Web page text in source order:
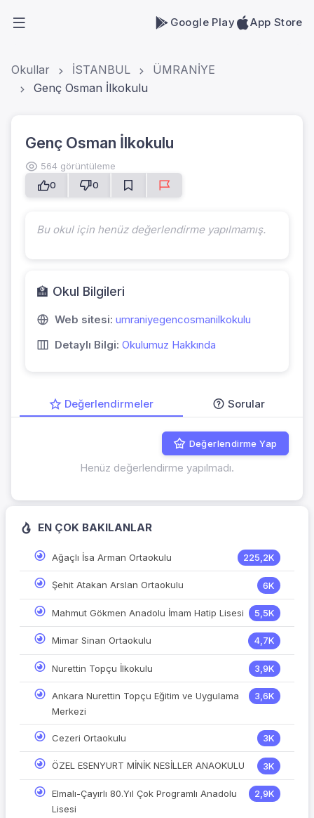
Google Play App Store
Okullar İSTANBUL
ÜMRANİYE
Genç Osman İlkokulu
Genç Osman İlkokulu
564 görüntüleme
0
0
Bu okul için henüz değerlendirme yapılmamış.
🏫 Okul Bilgileri
Web sitesi: umraniyegencosmanilkokulu
Detaylı Bilgi: Okulumuz Hakkında
Değerlendirmeler Sorular
Değerlendirme Yap
Henüz değerlendirme yapılmadı.
EN ÇOK BAKILANLAR
Ağaçlı İsa Arman Ortaokulu 225,2K
Şehit Atakan Arslan Ortaokulu 6K
Mahmut Gökmen Anadolu İmam Hatip Lisesi 5,5K
Mimar Sinan Ortaokulu 4,7K
Nurettin Topçu İlkokulu 3,9K
Ankara Nurettin Topçu Eğitim ve Uygulama
Merkezi
3,6K
Cezeri Ortaokulu 3K
ÖZEL ESENYURT MİNİK NESİLLER ANAOKULU 3K
Elmalı-Çayırlı 80.Yıl Çok Programlı Anadolu
Lisesi
2,9K